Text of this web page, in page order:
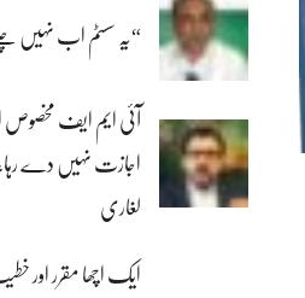
“یہ سسٹم اب نہیں
آئی ایم ایف مخصوص
اجازت نہیں دے رہا،
لغاری
ایک اچھا مقرر اور